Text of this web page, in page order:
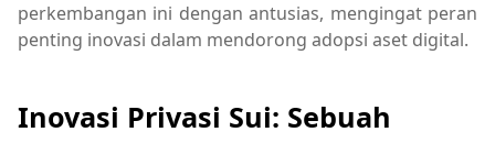
perkembangan ini dengan antusias, mengingat peran
penting inovasi dalam mendorong adopsi aset digital.
Inovasi Privasi Sui: Sebuah